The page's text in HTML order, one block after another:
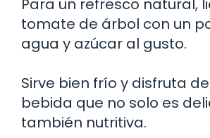
Para un refresco natural,
tomate de árbol con un
agua y azúcar al gusto.
Sirve bien frío y disfruta
bebida que no solo es
también nutritiva.